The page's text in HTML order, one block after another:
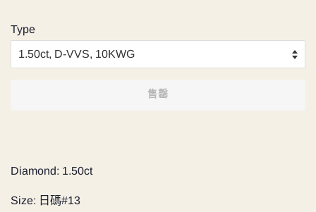
Type
售罄
Diamond: 1.50ct
Size: 日碼#13